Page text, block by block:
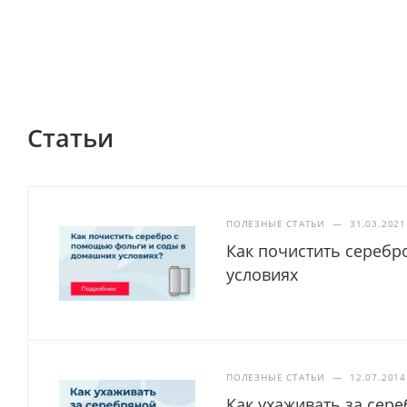
Статьи
ПОЛЕЗНЫЕ СТАТЬИ — 31.03.2021
Как почистить
условиях
ПОЛЕЗНЫЕ СТАТЬИ — 12.07.2014